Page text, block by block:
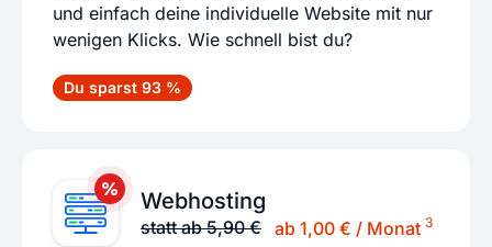
und einfach deine individuelle Website mit nur
wenigen Klicks. Wie schnell bist du?
Du sparst 93 %
Webhosting
statt ab 5,90 € ab 1,00 € / Monat 3